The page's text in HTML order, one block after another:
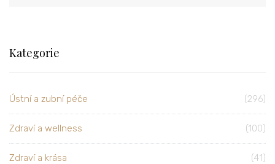
Kategorie
Ústní a zubní péče (296)
Zdraví a wellness (100)
Zdraví a krása (41)